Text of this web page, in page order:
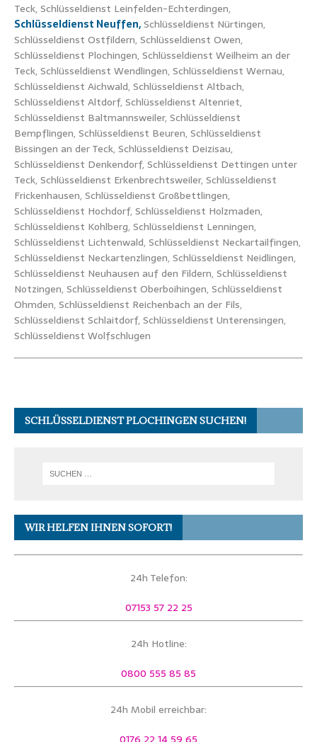
Teck, Schlüsseldienst Leinfelden-Echterdingen,
Schlüsseldienst Neuffen,Schlüsseldienst Nürtingen,
Schlüsseldienst Ostfildern, Schlüsseldienst Owen,
Schlüsseldienst Plochingen, Schlüsseldienst Weilheim an der
Teck, Schlüsseldienst Wendlingen, Schlüsseldienst Wernau,
Schlüsseldienst Aichwald, Schlüsseldienst Altbach,
Schlüsseldienst Altdorf, Schlüsseldienst Altenriet,
Schlüsseldienst Baltmannsweiler, Schlüsseldienst
Bempflingen, Schlüsseldienst Beuren, Schlüsseldienst
Bissingen an der Teck, Schlüsseldienst Deizisau,
Schlüsseldienst Denkendorf, Schlüsseldienst Dettingen unter
Teck, Schlüsseldienst Erkenbrechtsweiler, Schlüsseldienst
Frickenhausen, Schlüsseldienst Großbettlingen,
Schlüsseldienst Hochdorf, Schlüsseldienst Holzmaden,
Schlüsseldienst Kohlberg, Schlüsseldienst Lenningen,
Schlüsseldienst Lichtenwald, Schlüsseldienst Neckartailfingen,
Schlüsseldienst Neckartenzlingen, Schlüsseldienst Neidlingen,
Schlüsseldienst Neuhausen auf den Fildern, Schlüsseldienst
Notzingen, Schlüsseldienst Oberboihingen, Schlüsseldienst
Ohmden, Schlüsseldienst Reichenbach an der Fils,
Schlüsseldienst Schlaitdorf, Schlüsseldienst Unterensingen,
Schlüsseldienst Wolfschlugen
SCHLÜSSELDIENST PLOCHINGEN SUCHEN!
WIR HELFEN IHNEN SOFORT!
24h Telefon:
07153 57 22 25
24h Hotline:
0800 555 85 85
24h Mobil erreichbar:
0176 22 14 59 65